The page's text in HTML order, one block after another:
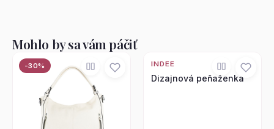
Mohlo by sa vám páčiť
-30% INDEE
Dizajnová peňaženka